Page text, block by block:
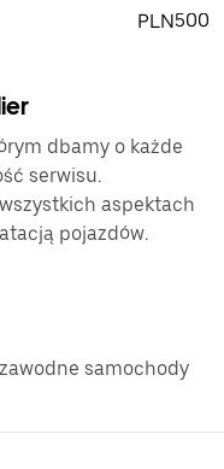
PLN500
dbamy o każde
serwisu.
aspektach
pojazdów.
samochody